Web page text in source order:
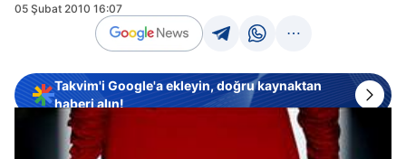
05 Şubat 2010 16:07
Takvim'i Google'a ekleyin, doğru kaynaktan
haberi alın!